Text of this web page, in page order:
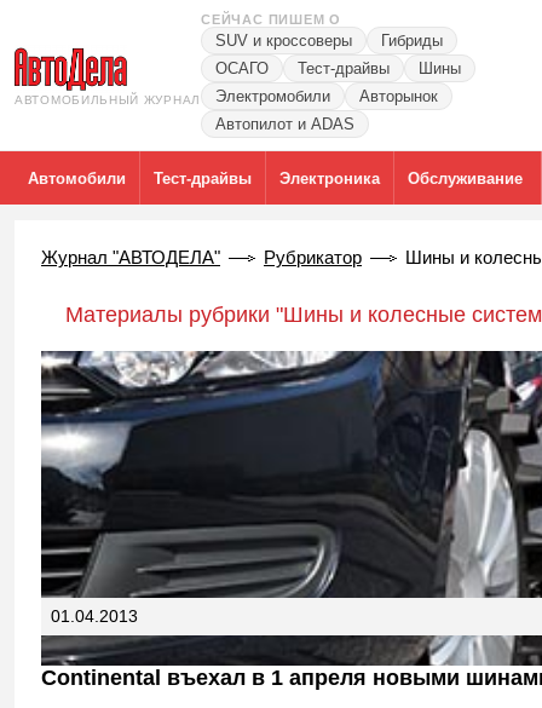
АВТОМОБИЛЬНЫЙ ЖУРНАЛ
СЕЙЧАС ПИШЕМ О
SUV и кроссоверы
Гибриды
ОСАГО
Тест-драйвы
Шины
Электромобили
Авторынок
Автопилот и ADAS
Автомобили Тест-драйвы Электроника Обслуживание
Журнал "АВТОДЕЛА" Рубрикатор Шины и
Материалы рубрики "Шины и колесные
01.04.2013
Continental въехал в 1 апреля новыми